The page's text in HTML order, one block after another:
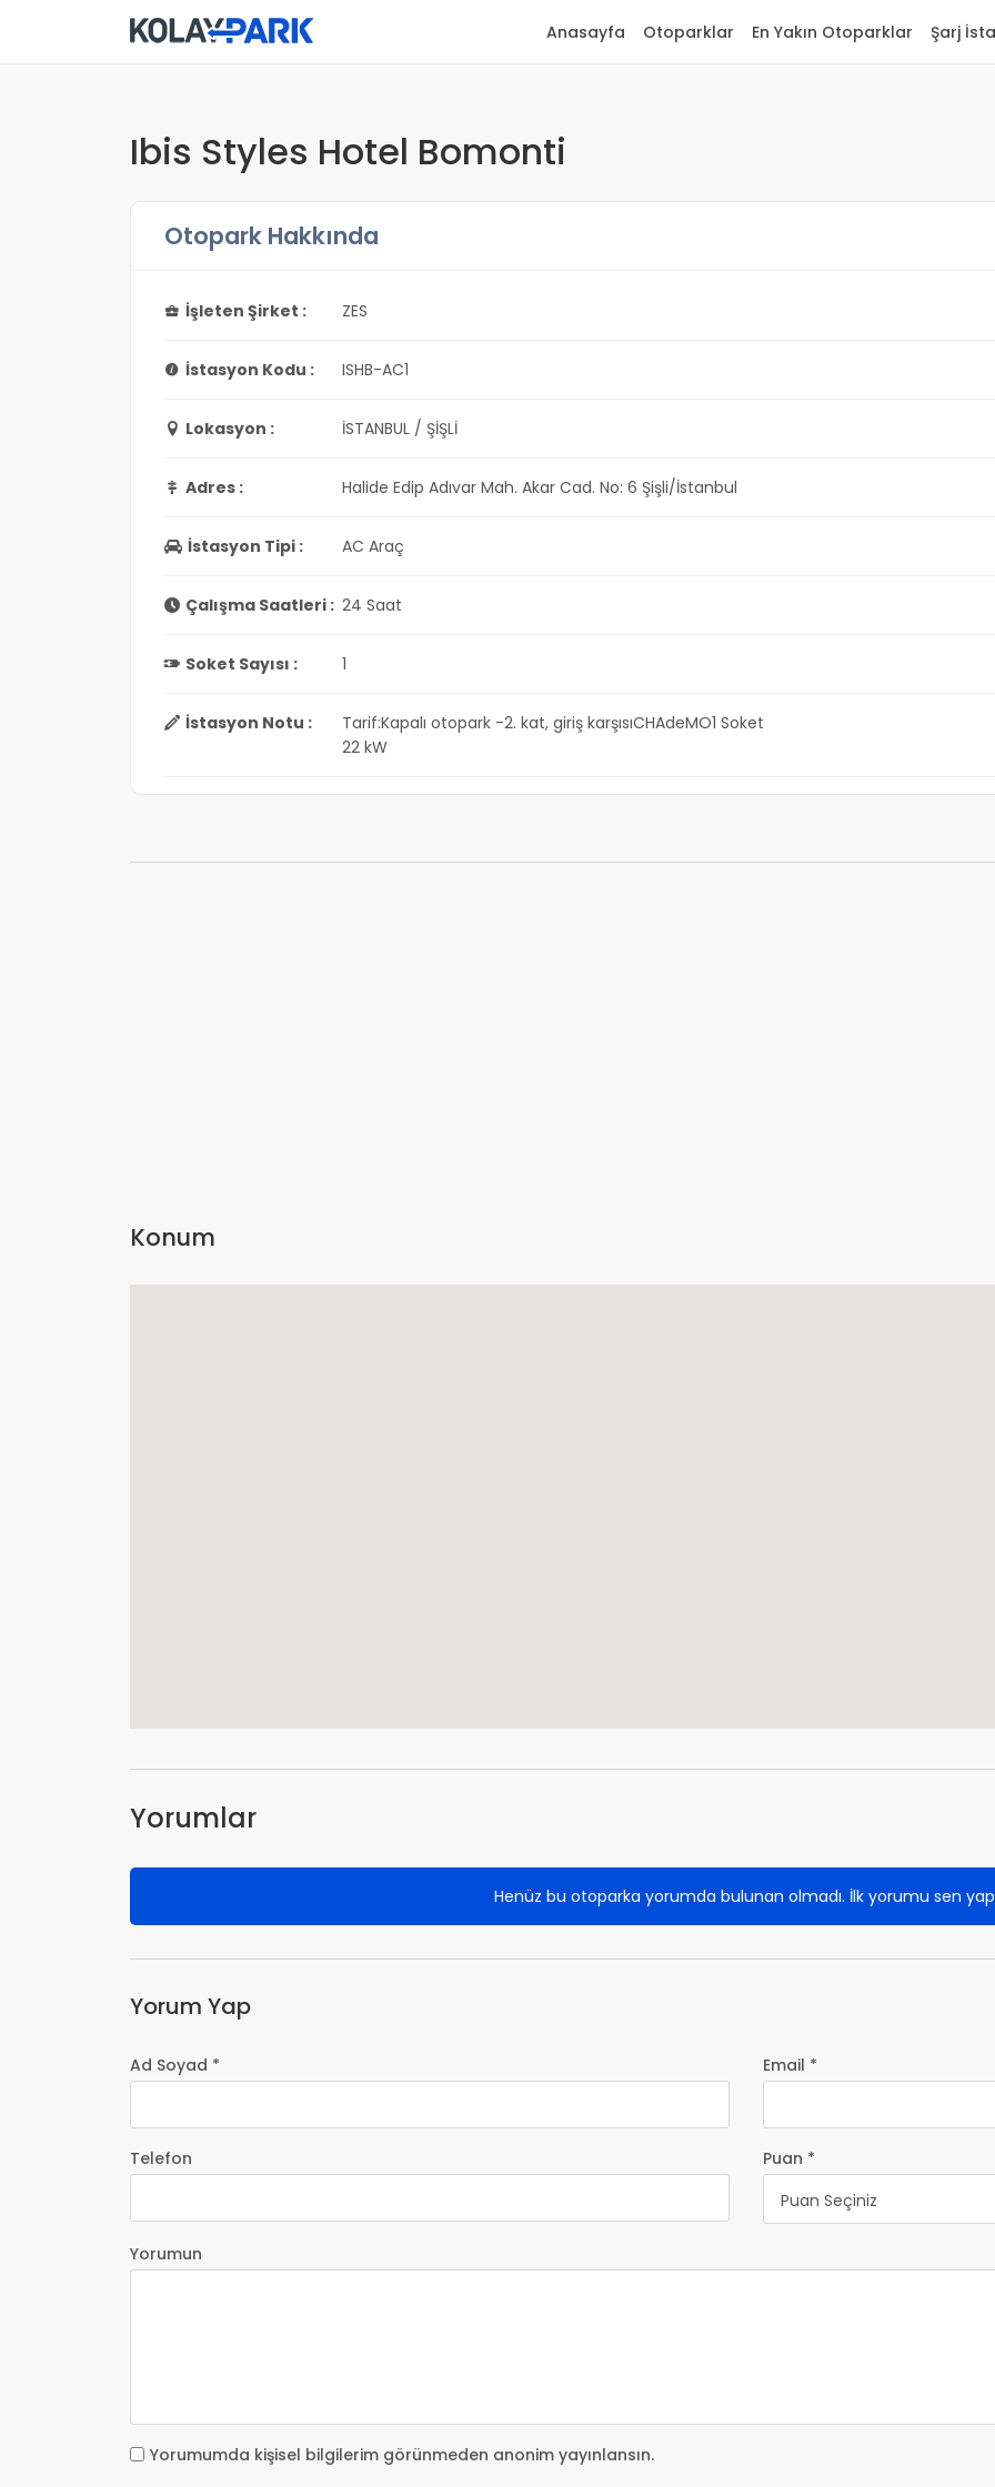
Anasayfa Otoparklar En Yakın Otoparklar Şarj
Ibis Styles Hotel Bomonti
Otopark Hakkında
İşleten Şirket : ZES
İstasyon Kodu : ISHB-AC1
Lokasyon : İSTANBUL / ŞİŞLİ
Adres : Halide Edip Adıvar Mah. Akar Cad. No: 6 Şişli/İstanbul
İstasyon Tipi : AC Araç
Çalışma Saatleri : 24 Saat
Soket Sayısı : 1
İstasyon Notu :
Tarif:Kapalı otopark -2. kat, giriş karşısıCHAdeMO1 Soket
22 kW
Konum
Yorumlar
Henüz bu otoparka yorumda bulunan olmadı. İlk yorumu sen
Yorum Yap
Ad Soyad * Email *
Telefon
Puan *
Puan Seçiniz
Yorumun
Yorumumda kişisel bilgilerim görünmeden anonim yayınlansın.